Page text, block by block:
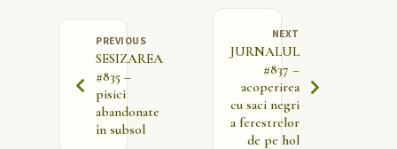
PREVIOUS
SESIZAREA
#835 –
pisici
abandonate
în subsol
NEXT
JURNALUL
#837 –
acoperirea
cu saci negri
a ferestrelor
de pe hol